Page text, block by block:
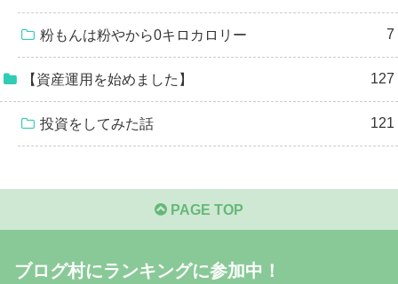
粉もんは粉やから0キロカロリー 7
【資産運用を始めました】 127
投資をしてみた話 121
PAGE TOP
ブログ村にランキングに参加中！